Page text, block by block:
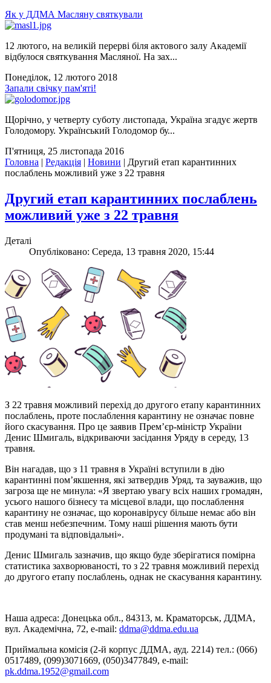
Як у ДДМА Масляну святкували
12 лютого, на великій перерві біля актового залу Академії
відбулося святкування Масляної. На зах...
Понеділок, 12 лютого 2018
Запали свічку пам'яті!
Щорічно, у четверту суботу листопада, Україна згадує жертв
Голодомору. Український Голодомор бу...
П'ятниця, 25 листопада 2016
Головна | Редакція | Новини | Другий етап карантинних
послаблень можливий уже з 22 травня
Другий етап карантинних послаблень
можливий уже з 22 травня
Деталі
Опубліковано: Середа, 13 травня 2020, 15:44
З 22 травня можливий перехід до другого етапу карантинних
послаблень, проте послаблення карантину не означає повне
його скасування. Про це заявив Прем’єр-міністр України
Денис Шмигаль, відкриваючи засідання Уряду в середу, 13
травня.
Він нагадав, що з 11 травня в Україні вступили в дію
карантинні пом’якшення, які затвердив Уряд, та зауважив, що
загроза ще не минула: «Я звертаю увагу всіх наших громадян,
усього нашого бізнесу та місцевої влади, що послаблення
карантину не означає, що коронавірусу більше немає або він
став менш небезпечним. Тому наші рішення мають бути
продумані та відповідальні».
Денис Шмигаль зазначив, що якщо буде зберігатися помірна
статистика захворюваності, то з 22 травня можливий перехід
до другого етапу послаблень, однак не скасування карантину.
Наша адреса: Донецька обл., 84313, м. Краматорськ, ДДМА,
вул. Академічна, 72, е-mail: ddma@ddma.edu.ua
Приймальна комісія (2-й корпус ДДМА, ауд. 2214) тел.: (066)
0517489, (099)3071669, (050)3477849, e-mail:
pk.ddma.1952@gmail.com